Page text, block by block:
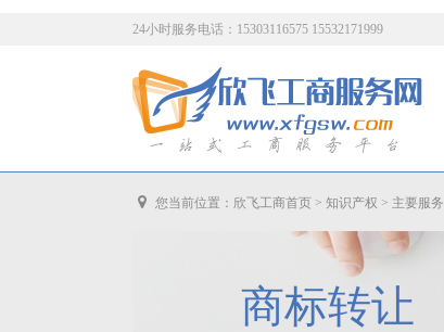
24小时服务电话：15303116575 15532171999
您当前位置： 欣飞工商首页 > 知识产权 > 主要服务
商标转让